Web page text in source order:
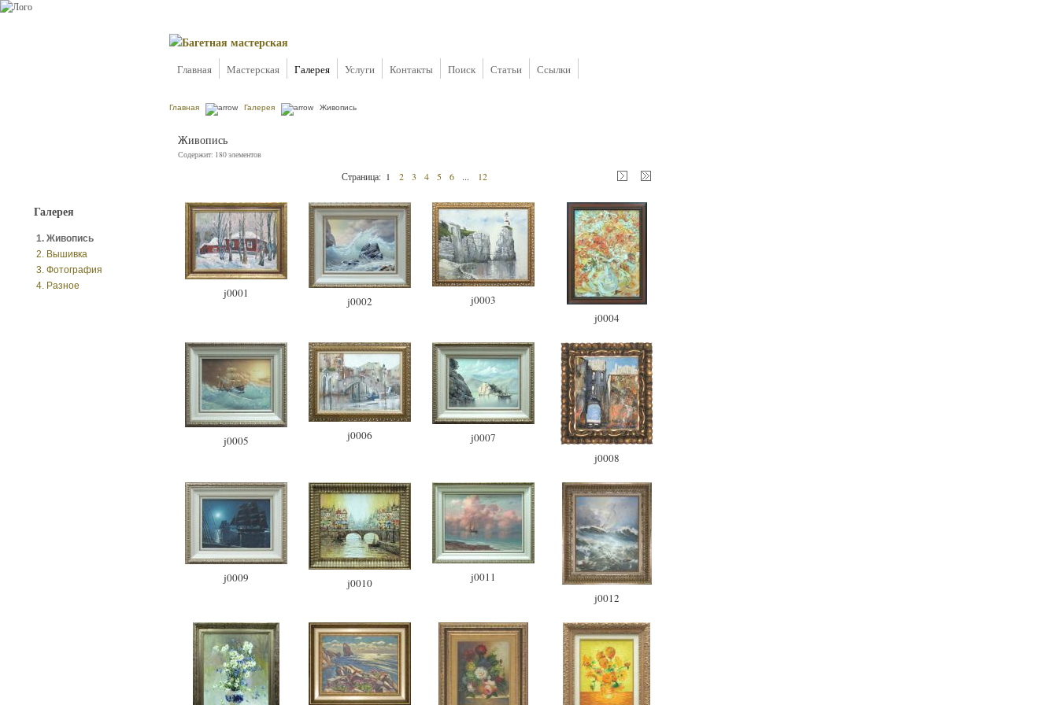
Галерея
1. Живопись
2. Вышивка
3. Фотография
4. Разное
Главная Мастерская Галерея Услуги Контакты Поиск Статьи Ссылки
Главная Галерея Живопись
Живопись
Содержит: 180 элементов
Страница: 1 2 3 4 5 6 ... 12
j0001
j0002
j0003
j0004
j0005 j0006
j0007
j0008
j0009 j0010
j0011
j0012